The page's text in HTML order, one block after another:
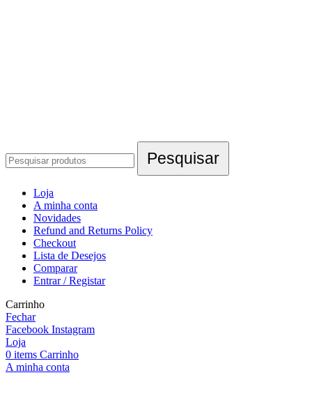
Pesquisar
Loja
A minha conta
Novidades
Refund and Returns Policy
Checkout
Lista de Desejos
Comparar
Entrar / Registar
Carrinho
Fechar
Facebook Instagram
Loja
0 items Carrinho
A minha conta